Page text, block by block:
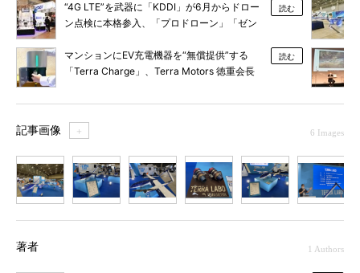
“4G LTE”を武器に「KDDI」が6月からドロー
ン点検に本格参入、「プロドローン」「ゼン
読む
マンションにEV充電機器を“無償提供”する
「Terra Charge」、Terra Motors 徳重会長
読む
記事画像 ＋ 6 Images
著者 1 Authors